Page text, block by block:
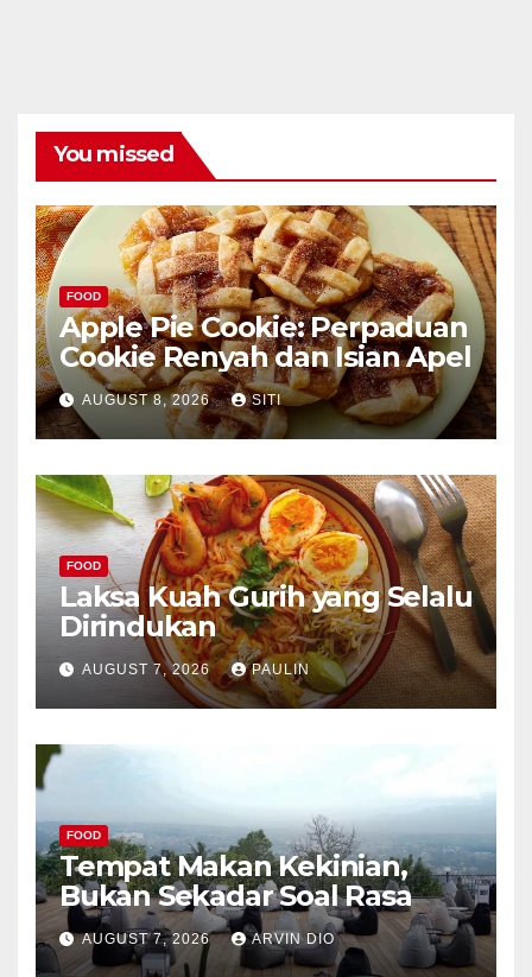
You missed
FOOD
Apple Pie Cookie: Perpaduan
Cookie Renyah dan Isian Apel
AUGUST 8, 2026 SITI
FOOD
Laksa Kuah Gurih yang Selalu
Dirindukan
AUGUST 7, 2026 PAULIN
FOOD
Tempat Makan Kekinian,
Bukan Sekadar Soal Rasa
AUGUST 7, 2026 ARVIN DIO